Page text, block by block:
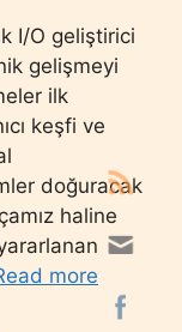
I/O geliştirici
gelişmeyi
ilk
keşfi ve
doğuracak
haline
more